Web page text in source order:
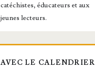
catéchistes, éducateurs et aux
jeunes lecteurs.
AVEC LE CALENDRIER